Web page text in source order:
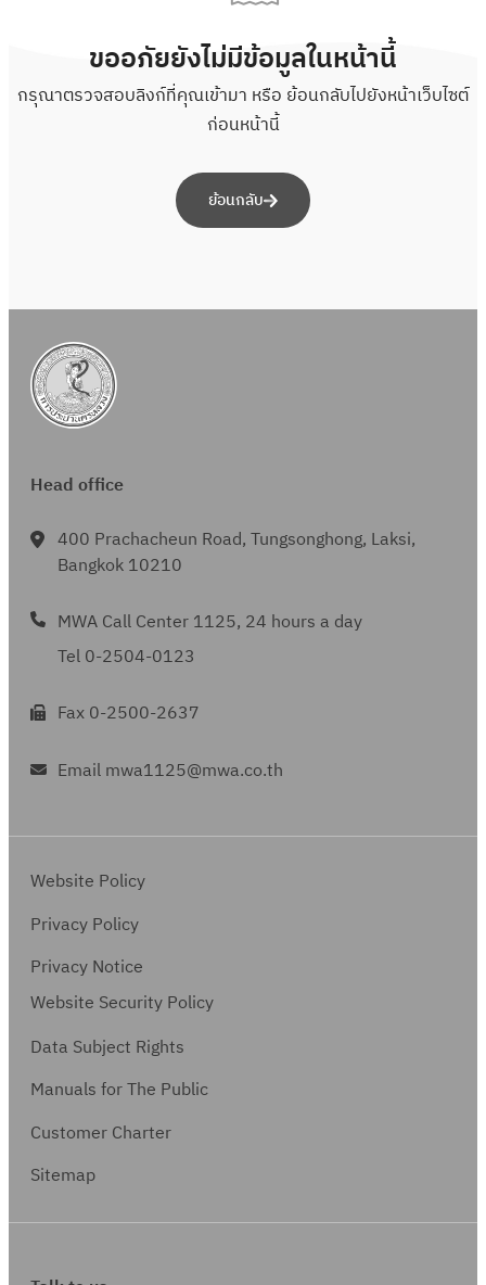
ขออภัยยังไม่มีข้อมูลในหน้านี้
กรุณาตรวจสอบลิงก์ที่คุณเข้ามา หรือ ย้อนกลับไปยังหน้าเว็บไซต์
ก่อนหน้านี้
ย้อนกลับ
Head office
400 Prachacheun Road, Tungsonghong, Laksi,
Bangkok 10210
MWA Call Center 1125, 24 hours a day
Tel 0-2504-0123
Fax 0-2500-2637
Email mwa1125@mwa.co.th
Website Policy
Privacy Policy
Privacy Notice
Website Security Policy
Data Subject Rights
Manuals for The Public
Customer Charter
Sitemap